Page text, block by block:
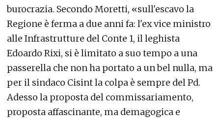
burocrazia. Secondo Moretti, «sull'escavo la
Regione è ferma a due anni fa: l'ex vice ministro
alle Infrastrutture del Conte 1, il leghista
Edoardo Rixi, si è limitato a suo tempo a una
passerella che non ha portato a un bel nulla, ma
per il sindaco Cisint la colpa è sempre del Pd.
Adesso la proposta del commissariamento,
proposta affascinante, ma demagogica e